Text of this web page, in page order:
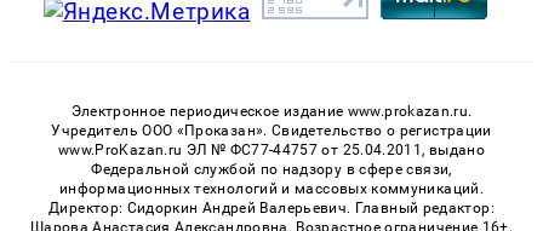
Электронное периодическое издание www.prokazan.ru.
Учредитель ООО «Проказан». Cвидетельство о регистрации
www.ProKazan.ru ЭЛ № ФС77-44757 от 25.04.2011, выдано
Федеральной службой по надзору в сфере связи,
информационных технологий и массовых коммуникаций.
Директор: Сидоркин Андрей Валерьевич. Главный редактор:
Шарова Анастасия Александровна. Возрастное ограничение 16+.